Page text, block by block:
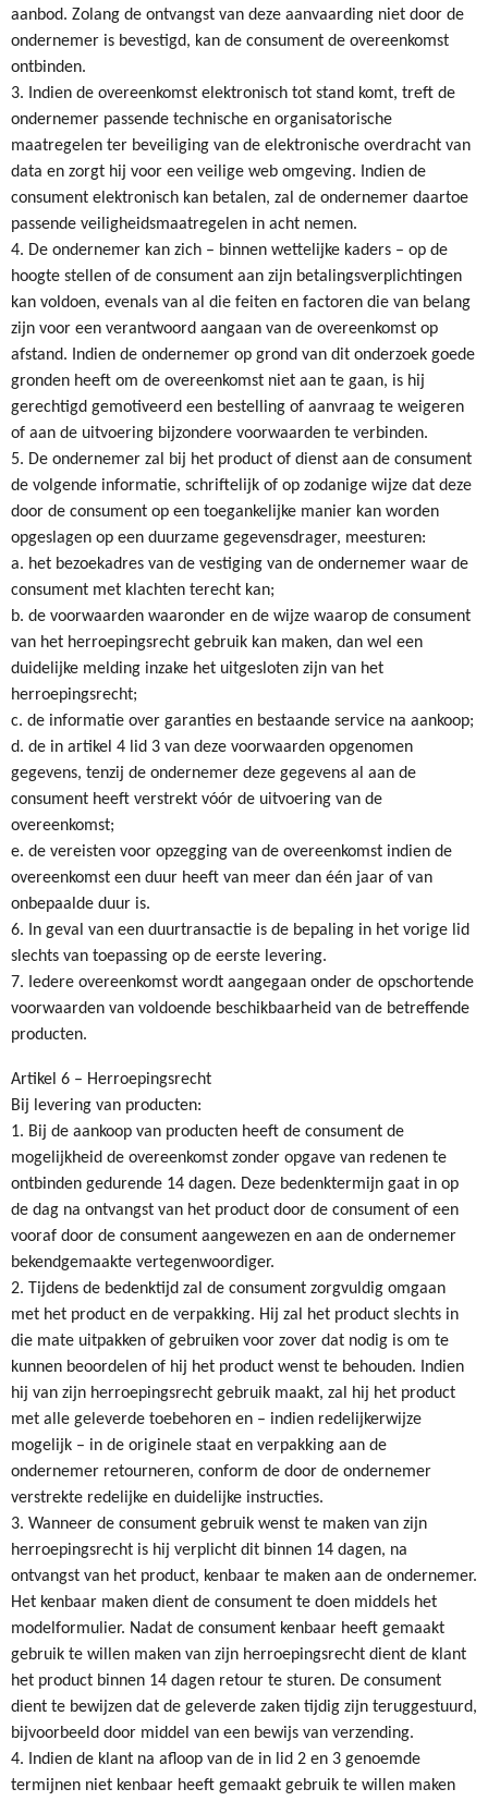
aanbod. Zolang de ontvangst van deze aanvaarding niet door de
ondernemer is bevestigd, kan de consument de overeenkomst
ontbinden.
3. Indien de overeenkomst elektronisch tot stand komt, treft de
ondernemer passende technische en organisatorische
maatregelen ter beveiliging van de elektronische overdracht van
data en zorgt hij voor een veilige web omgeving. Indien de
consument elektronisch kan betalen, zal de ondernemer daartoe
passende veiligheidsmaatregelen in acht nemen.
4. De ondernemer kan zich – binnen wettelijke kaders – op de
hoogte stellen of de consument aan zijn betalingsverplichtingen
kan voldoen, evenals van al die feiten en factoren die van belang
zijn voor een verantwoord aangaan van de overeenkomst op
afstand. Indien de ondernemer op grond van dit onderzoek goede
gronden heeft om de overeenkomst niet aan te gaan, is hij
gerechtigd gemotiveerd een bestelling of aanvraag te weigeren
of aan de uitvoering bijzondere voorwaarden te verbinden.
5. De ondernemer zal bij het product of dienst aan de consument
de volgende informatie, schriftelijk of op zodanige wijze dat deze
door de consument op een toegankelijke manier kan worden
opgeslagen op een duurzame gegevensdrager, meesturen:
a. het bezoekadres van de vestiging van de ondernemer waar de
consument met klachten terecht kan;
b. de voorwaarden waaronder en de wijze waarop de consument
van het herroepingsrecht gebruik kan maken, dan wel een
duidelijke melding inzake het uitgesloten zijn van het
herroepingsrecht;
c. de informatie over garanties en bestaande service na aankoop;
d. de in artikel 4 lid 3 van deze voorwaarden opgenomen
gegevens, tenzij de ondernemer deze gegevens al aan de
consument heeft verstrekt vóór de uitvoering van de
overeenkomst;
e. de vereisten voor opzegging van de overeenkomst indien de
overeenkomst een duur heeft van meer dan één jaar of van
onbepaalde duur is.
6. In geval van een duurtransactie is de bepaling in het vorige lid
slechts van toepassing op de eerste levering.
7. Iedere overeenkomst wordt aangegaan onder de opschortende
voorwaarden van voldoende beschikbaarheid van de betreffende
producten.
Artikel 6 – Herroepingsrecht
Bij levering van producten:
1. Bij de aankoop van producten heeft de consument de
mogelijkheid de overeenkomst zonder opgave van redenen te
ontbinden gedurende 14 dagen. Deze bedenktermijn gaat in op
de dag na ontvangst van het product door de consument of een
vooraf door de consument aangewezen en aan de ondernemer
bekendgemaakte vertegenwoordiger.
2. Tijdens de bedenktijd zal de consument zorgvuldig omgaan
met het product en de verpakking. Hij zal het product slechts in
die mate uitpakken of gebruiken voor zover dat nodig is om te
kunnen beoordelen of hij het product wenst te behouden. Indien
hij van zijn herroepingsrecht gebruik maakt, zal hij het product
met alle geleverde toebehoren en – indien redelijkerwijze
mogelijk – in de originele staat en verpakking aan de
ondernemer retourneren, conform de door de ondernemer
verstrekte redelijke en duidelijke instructies.
3. Wanneer de consument gebruik wenst te maken van zijn
herroepingsrecht is hij verplicht dit binnen 14 dagen, na
ontvangst van het product, kenbaar te maken aan de ondernemer.
Het kenbaar maken dient de consument te doen middels het
modelformulier. Nadat de consument kenbaar heeft gemaakt
gebruik te willen maken van zijn herroepingsrecht dient de klant
het product binnen 14 dagen retour te sturen. De consument
dient te bewijzen dat de geleverde zaken tijdig zijn teruggestuurd,
bijvoorbeeld door middel van een bewijs van verzending.
4. Indien de klant na afloop van de in lid 2 en 3 genoemde
termijnen niet kenbaar heeft gemaakt gebruik te willen maken